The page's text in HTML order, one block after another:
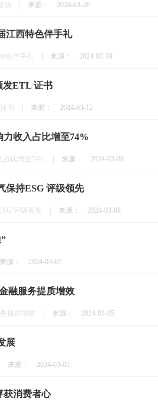
动 来源： 2024-03-20
江西特色伴手礼
色伴手礼 来源： 2024-03-19
发ETL 证书
书 来源： 2024-03-12
力收入占比增至74%
比增至74% 来源： 2024-03-08
保持ESG 评级领先
评级领先 来源： 2024-03-08
来源： 2024-03-07
融服务提质增效
提质增效 来源： 2024-03-05
展
来源： 2024-03-05
获消费者心